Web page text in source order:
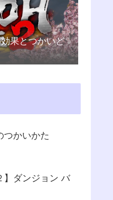
効果とつかいど
つかいかた
】ダンジョン バ